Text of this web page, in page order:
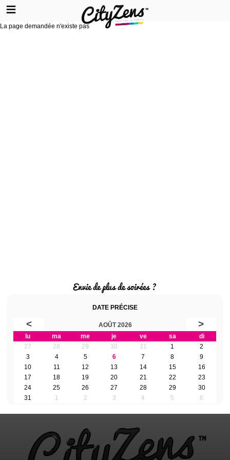
La page demandée n'existe pas
Envie de plus de soirées ?
DATE PRÉCISE
< AOÛT 2026 >
lu ma me je ve sa
di
27
28 29 30 31 1
2
3
4 5 6 7 8
9
10
11 12 13 14 15
16
17
18 19 20 21 22
23
24
25 26 27 28 29
30
31
1 2 3 4 5 6